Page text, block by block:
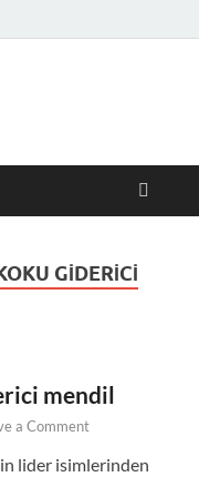
–
Güncel
GIDERICI
mendil
a Comment
lider isimlerinden